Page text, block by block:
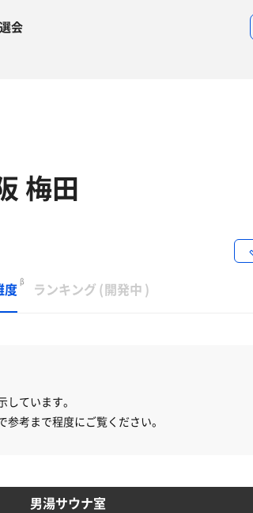
会
梅田
度 β ランキング (開発中 )
ています。
考まで程度にご覧ください。
男湯サウナ室